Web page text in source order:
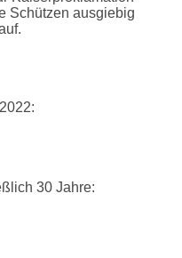
Schützen ausgiebig
30 Jahre: